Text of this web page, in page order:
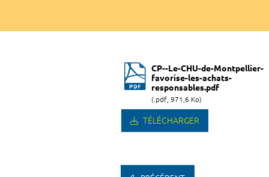
CP--Le-CHU-de-Montpellier-
favorise-les-achats-
responsables.pdf
(.pdf, 971,6 Ko)
TÉLÉCHARGER